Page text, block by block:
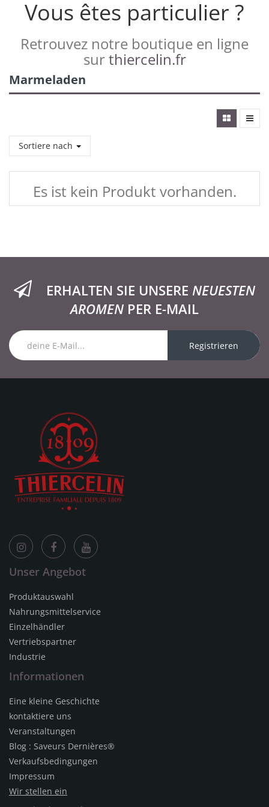
Vous êtes particulier ?
Retrouvez notre boutique en ligne
surthiercelin.fr
Marmeladen
Sortiere nach
Es ist kein Produkt vorhanden.
ERHALTEN SIE UNSERE NEUESTEN
AROMEN PER E-MAIL
Registrieren
Unser Angebot
Produktauswahl
Nahrungsmittelservice
Einzelhändler
Vertriebspartner
Industrie
Informationen
Eine kleine Geschichte
kontaktiere uns
Veranstaltungen
Blog : Saveurs Dernières®
Verkaufsbedingungen
Impressum
Wir stellen ein